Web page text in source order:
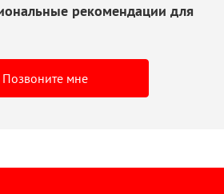
рекомендации для
Позвоните мне